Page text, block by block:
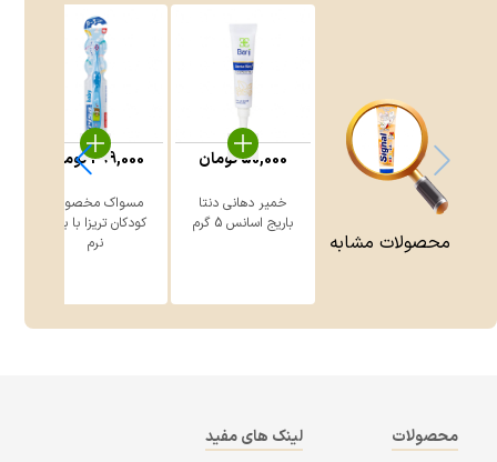
محصولات مشابه
خمیر دهانی دنتا
باریج اسانس 5 گرم
50,000تومان
مسواک مخصوص
کودکان تریزا با برس
نرم
299,000تومان
محصولات لینک های مفید